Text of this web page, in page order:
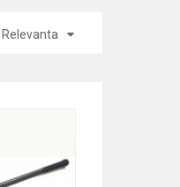
Relevanta